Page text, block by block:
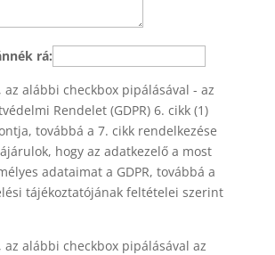
rá:
alábbi checkbox pipálásával - az
Rendelet (GDPR) 6. cikk (1)
továbbá a 7. cikk rendelkezése
hogy az adatkezelő a most
adataimat a GDPR, továbbá a
tájékoztatójának feltételei szerint
alábbi checkbox pipálásával az